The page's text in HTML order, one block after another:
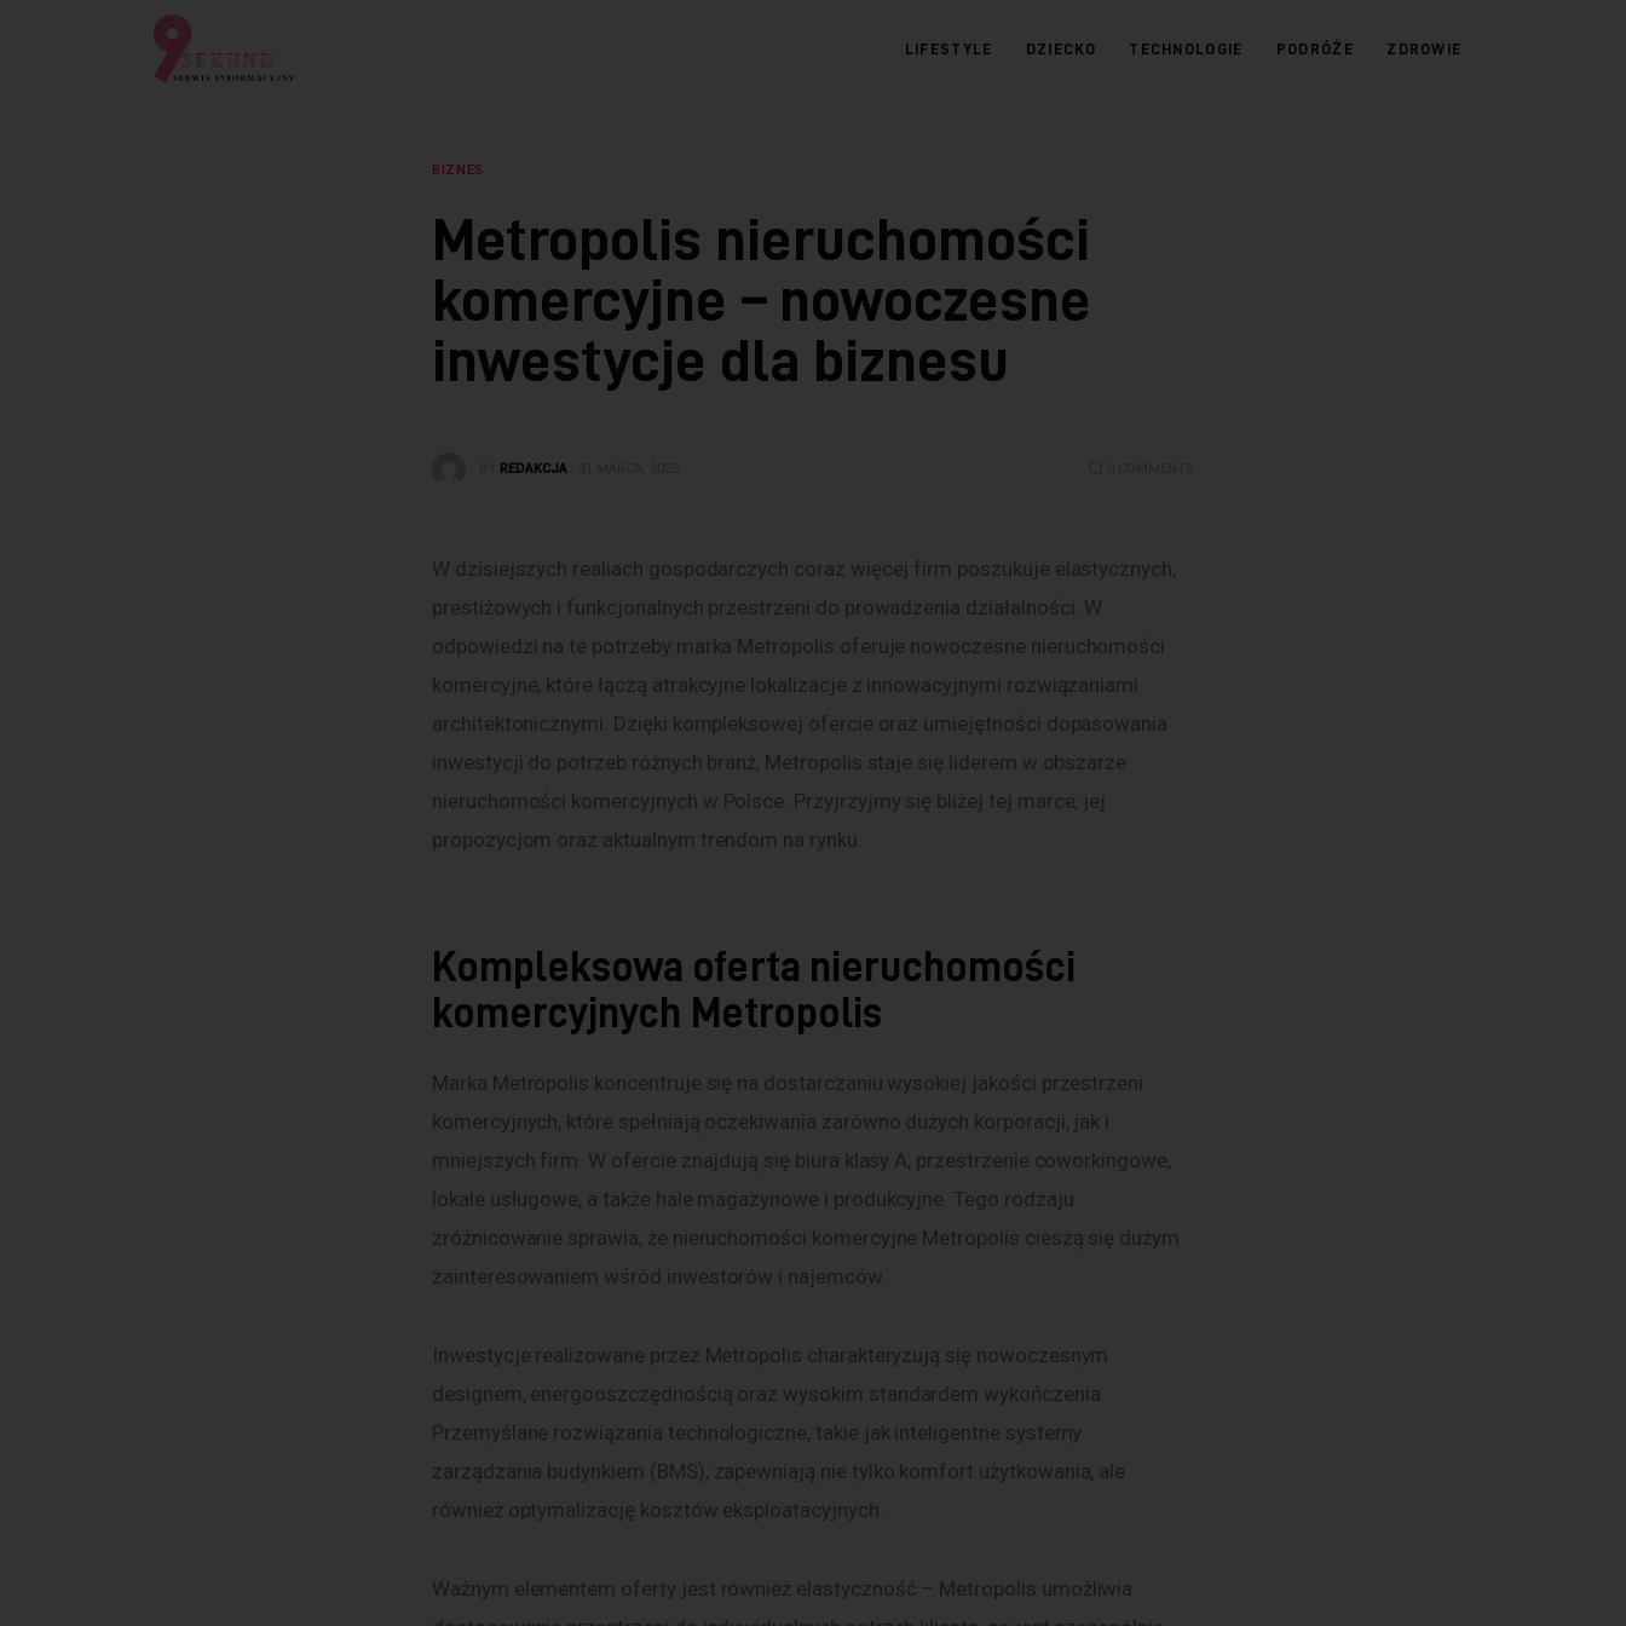
LIFESTYLE DZIECKO TECHNOLOGIE PODRÓŻE ZDROWIE
BIZNES
Metropolis nieruchomości
komercyjne – nowoczesne
inwestycje dla biznesu
REDAKCJA
W dzisiejszych realiach gospodarczych coraz więcej firm poszukuje elastycznych,
prestiżowych i funkcjonalnych przestrzeni do prowadzenia działalności. W
odpowiedzi na te potrzeby marka Metropolis oferuje nowoczesne nieruchomości
komercyjne, które łączą atrakcyjne lokalizacje z innowacyjnymi rozwiązaniami
architektonicznymi. Dzięki kompleksowej ofercie oraz umiejętności dopasowania
inwestycji do potrzeb różnych branż, Metropolis staje się liderem w obszarze
nieruchomości komercyjnych w Polsce. Przyjrzyjmy się bliżej tej marce, jej
propozycjom oraz aktualnym trendom na rynku.
Kompleksowa oferta nieruchomości
komercyjnych Metropolis
Marka Metropolis koncentruje się na dostarczaniu wysokiej jakości przestrzeni
komercyjnych, które spełniają oczekiwania zarówno dużych korporacji, jak i
mniejszych firm. W ofercie znajdują się biura klasy A, przestrzenie coworkingowe,
lokale usługowe, a także hale magazynowe i produkcyjne. Tego rodzaju
zróżnicowanie sprawia, że nieruchomości komercyjne Metropolis cieszą się dużym
zainteresowaniem wśród inwestorów i najemców.
Inwestycje realizowane przez Metropolis charakteryzują się nowoczesnym
designem, energooszczędnością oraz wysokim standardem wykończenia.
Przemyślane rozwiązania technologiczne, takie jak inteligentne systemy
zarządzania budynkiem (BMS), zapewniają nie tylko komfort użytkowania, ale
również optymalizację kosztów eksploatacyjnych.
Ważnym elementem oferty jest również elastyczność – Metropolis umożliwia